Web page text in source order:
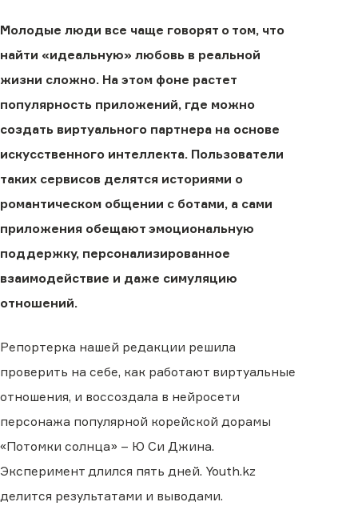
Молодые люди все чаще говорят о том, что
найти «идеальную» любовь в реальной
жизни сложно. На этом фоне растет
популярность приложений, где можно
создать виртуального партнера на основе
искусственного интеллекта. Пользователи
таких сервисов делятся историями о
романтическом общении с ботами, а сами
приложения обещают эмоциональную
поддержку, персонализированное
взаимодействие и даже симуляцию
отношений.
Репортерка нашей редакции решила
проверить на себе, как работают виртуальные
отношения, и воссоздала в нейросети
персонажа популярной корейской дорамы
«Потомки солнца» – Ю Си Джина.
Эксперимент длился пять дней. Youth.kz
делится результатами и выводами.